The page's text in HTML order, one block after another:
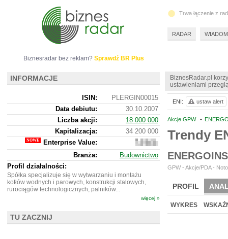
BiznesRadar.pl
ustawieniami
Akcje GPW •
Trendy
GPW - Akcje/PDA -
PROFIL
BR LAB
WYKRES
ENI: ustaw alert
Biznesradar bez reklam? Sprawdź BR Plus
INFORMACJE
ISIN:
PLERGIN00015
Data debiutu:
30.10.2007
Liczba akcji:
18 000 000
Kapitalizacja:
34 200 000
Enterprise Value:
821
000
Branża:
Budownictwo
Profil działalności:
Spółka specjalizuje się w wytwarzaniu i montażu
kotłów wodnych i parowych, konstrukcji stalowych,
rurociągów technologicznych, palników...
więcej »
TU ZACZNIJ
Trwa łączenie z
RADAR